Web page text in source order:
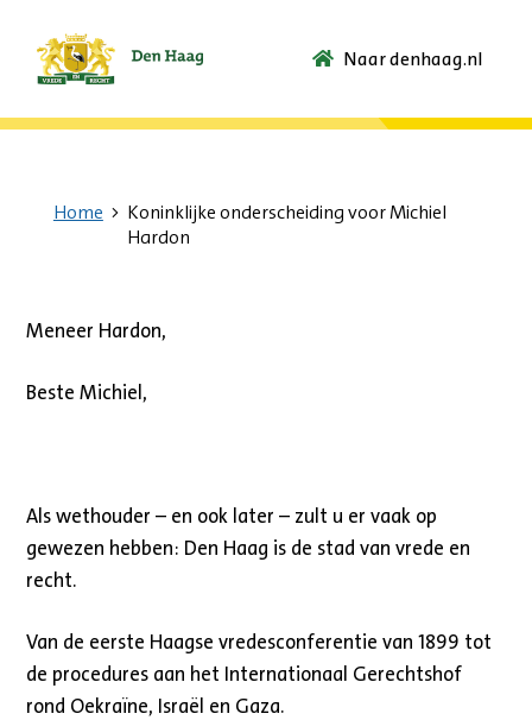
Ga
de
Naar denhaag.nl
Home
Koninklijke onderscheiding voor Michiel
Hardon
Meneer Hardon,
Beste Michiel,
Als wethouder – en ook later – zult u er vaak op
gewezen hebben: Den Haag is de stad van vrede en
recht.
Van de eerste Haagse vredesconferentie van 1899 tot
de procedures aan het Internationaal Gerechtshof
rond Oekraïne, Israël en Gaza.